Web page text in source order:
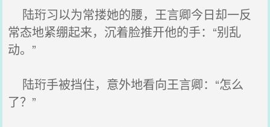
陆珩习以为常搂她的腰，王言卿今日却一反
常态地紧绷起来，沉着脸推开他的手：“别乱
动。”
陆珩手被挡住，意外地看向王言卿：“怎么
了？”